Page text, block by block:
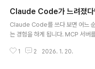
분할을 권장합니다"똑똑한 주니어
과적으로 사용하는 개발자들 사이
e Code operates as what
Claude Code가 느려졌다
Claude Code를 쓰다 보면 어느
는 경험을 하게 됩니다. MCP 서버
지, 그리고 어떻게 최적화할 수 있
1 2 2026. 1. 20.